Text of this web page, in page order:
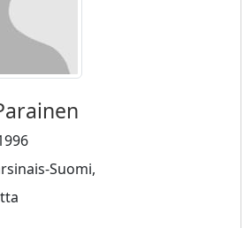
Suomi,